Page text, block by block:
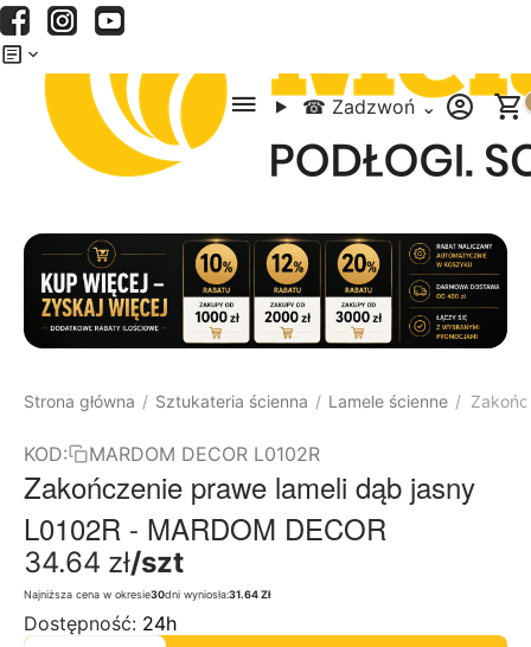
☎ Zadzwoń ⌄
Strona główna / Sztukateria ścienna / Lamele ścienne /
KOD: MARDOM DECOR L0102R
Zakończenie prawe lameli dąb jasny
L0102R - MARDOM DECOR
34.64 zł/szt
Najniższa cena w okresie30dni wyniosła:31.64 Zł
Dostępność: 24h